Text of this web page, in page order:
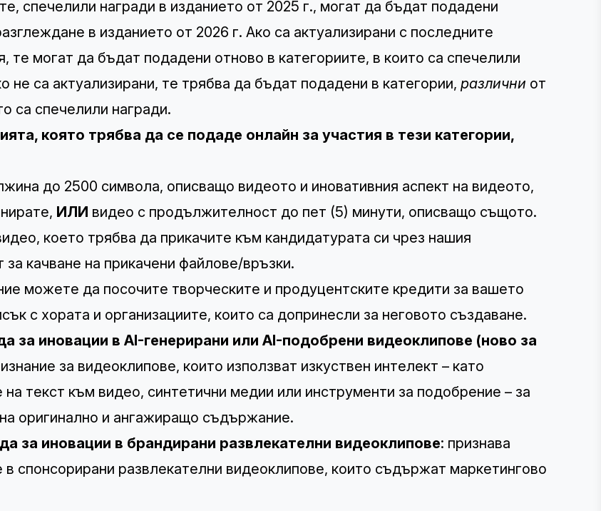
спечелили награди в изданието от 2025 г., могат да бъдат подадени
в изданието от 2026 г. Ако са актуализирани с последните
те могат да бъдат подадени отново в категориите, в които са спечелили
не са актуализирани, те трябва да бъдат подадени в категории, различни от
са спечелили награди.
която трябва да се подаде онлайн за участия в тези категории,
до 2500 символа, описващо видеото и иновативния аспект на видеото,
ИЛИ видео с продължителност до пет (5) минути, описващо същото.
което трябва да прикачите към кандидатурата си чрез нашия
за качване на прикачени файлове/връзки.
можете да посочите творческите и продуцентските кредити за вашето
с хората и организациите, които са допринесли за неговото създаване.
за иновации в AI-генерирани или AI-подобрени видеоклипове (ново за
за видеоклипове, които използват изкуствен интелект – като
на текст към видео, синтетични медии или инструменти за подобрение – за
оригинално и ангажиращо съдържание.
за иновации в брандирани развлекателни видеоклипове: признава
в спонсорирани развлекателни видеоклипове, които съдържат маркетингово